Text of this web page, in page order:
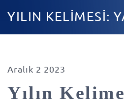
YILIN KELİMESİ:
Aralık 2 2023
Yılın